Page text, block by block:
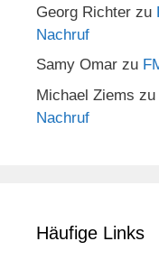
Georg Richter zu
Nachruf
Samy Omar zu
Michael Ziems zu
Nachruf
Häufige Links